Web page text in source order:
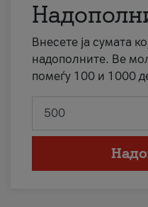
Внесете ја сумата
надополните. Ве
помеѓу 100 и 1000